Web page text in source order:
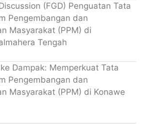
(FGD) Penguatan Tata
Pengembangan dan
Masyarakat (PPM) di
Tengah
Dampak: Memperkuat Tata
Pengembangan dan
Masyarakat (PPM) di Konawe